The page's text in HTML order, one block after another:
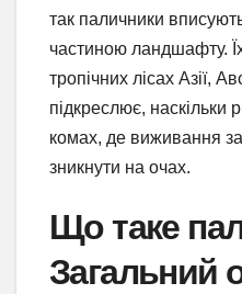
так паличники
частиною ландшафту.
тропічних лісах Азії,
підкреслює, наскільки
комах, де виживання
зникнути на очах.
Що таке
Загальний